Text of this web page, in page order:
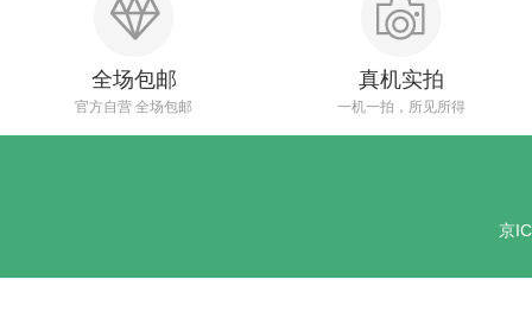
全场包邮
官方自营 全场包邮
真机实拍
一机一拍，所见所得
京